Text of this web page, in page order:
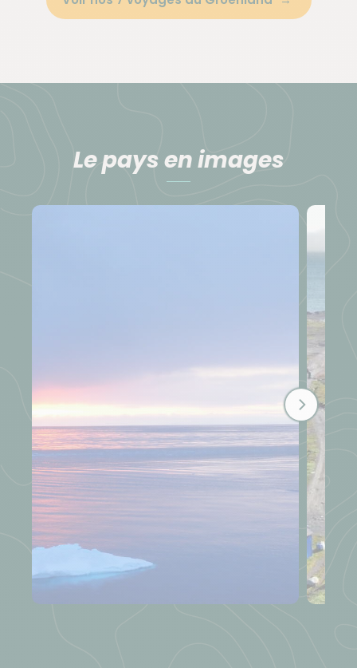
Le pays en images